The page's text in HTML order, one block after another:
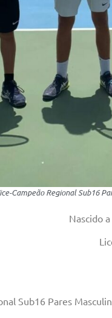
Campeão Regional Sub16
Nascido
Sub16 Pares